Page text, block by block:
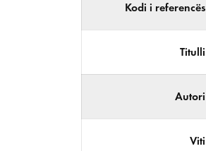
Kodi i referencës
Titulli
Autori
Viti